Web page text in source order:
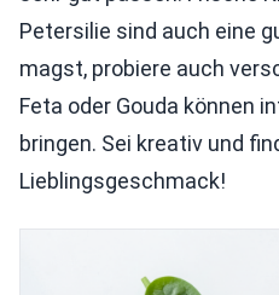
Petersilie sind auch eine
magst, probiere auch
Feta oder Gouda können
bringen. Sei kreativ und
Lieblingsgeschmack!